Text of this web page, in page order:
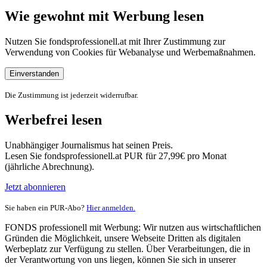
Wie gewohnt mit Werbung lesen
Nutzen Sie fondsprofessionell.at mit Ihrer Zustimmung zur
Verwendung von Cookies für Webanalyse und Werbemaßnahmen.
Einverstanden
Die Zustimmung ist jederzeit widerrufbar.
Werbefrei lesen
Unabhängiger Journalismus hat seinen Preis.
Lesen Sie fondsprofessionell.at PUR für 27,99€ pro Monat
(jährliche Abrechnung).
Jetzt abonnieren
Sie haben ein PUR-Abo? Hier anmelden.
FONDS professionell mit Werbung: Wir nutzen aus wirtschaftlichen
Gründen die Möglichkeit, unsere Webseite Dritten als digitalen
Werbeplatz zur Verfügung zu stellen. Über Verarbeitungen, die in
der Verantwortung von uns liegen, können Sie sich in unserer